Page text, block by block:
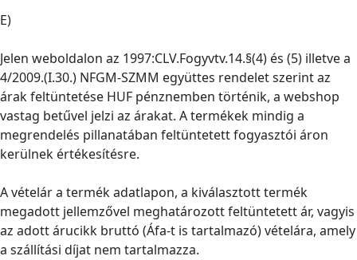
E)
Jelen weboldalon az 1997:CLV.Fogyvtv.14.§(4) és (5) illetve a
4/2009.(I.30.) NFGM-SZMM együttes rendelet szerint az
árak feltüntetése HUF pénznemben történik, a webshop
vastag betűvel jelzi az árakat. A termékek mindig a
megrendelés pillanatában feltüntetett fogyasztói áron
kerülnek értékesítésre.
A vételár a termék adatlapon, a kiválasztott termék
megadott jellemzővel meghatározott feltüntetett ár, vagyis
az adott árucikk bruttó (Áfa-t is tartalmazó) vételára, amely
a szállítási díjat nem tartalmazza.